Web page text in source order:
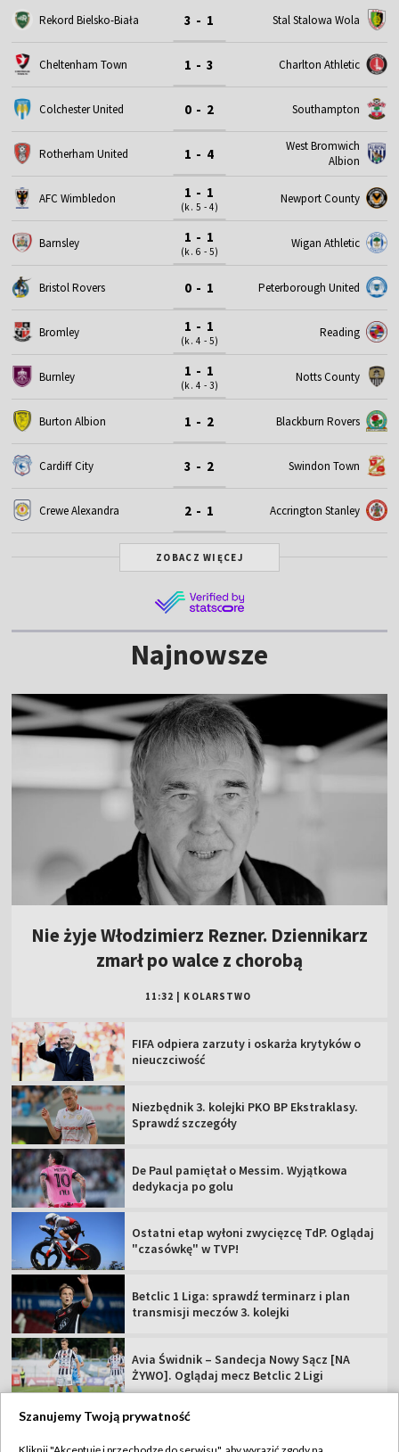
Rekord Bielsko-Biała 3 - 1 Stal Stalowa Wola
Cheltenham Town 1 - 3 Charlton Athletic
Colchester United 0 - 2 Southampton
Rotherham United 1 - 4
West Bromwich
Albion
AFC Wimbledon 1 - 1
(k. 5 - 4)
Newport County
Barnsley 1 - 1
(k. 6 - 5)
Wigan Athletic
Bristol Rovers 0 - 1 Peterborough United
Bromley 1 - 1
(k. 4 - 5)
Reading
Burnley 1 - 1
(k. 4 - 3)
Notts County
Burton Albion 1 - 2 Blackburn Rovers
Cardiff City 3 - 2 Swindon Town
Crewe Alexandra 2 - 1 Accrington Stanley
ZOBACZ WIĘCEJ
Najnowsze
Nie żyje Włodzimierz Rezner. Dziennikarz
zmarł po walce z chorobą
11:32 KOLARSTWO
FIFA odpiera zarzuty i oskarża krytyków o
nieuczciwość
Niezbędnik 3. kolejki PKO BP Ekstraklasy.
Sprawdź szczegóły
De Paul pamiętał o Messim. Wyjątkowa
dedykacja po golu
Ostatni etap wyłoni zwycięzcę TdP. Oglądaj
"czasówkę" w TVP!
Betclic 1 Liga: sprawdź terminarz i plan
transmisji meczów 3. kolejki
Avia Świdnik – Sandecja Nowy Sącz [NA
ŻYWO]. Oglądaj mecz Betclic 2 Ligi
Szanujemy Twoją prywatność